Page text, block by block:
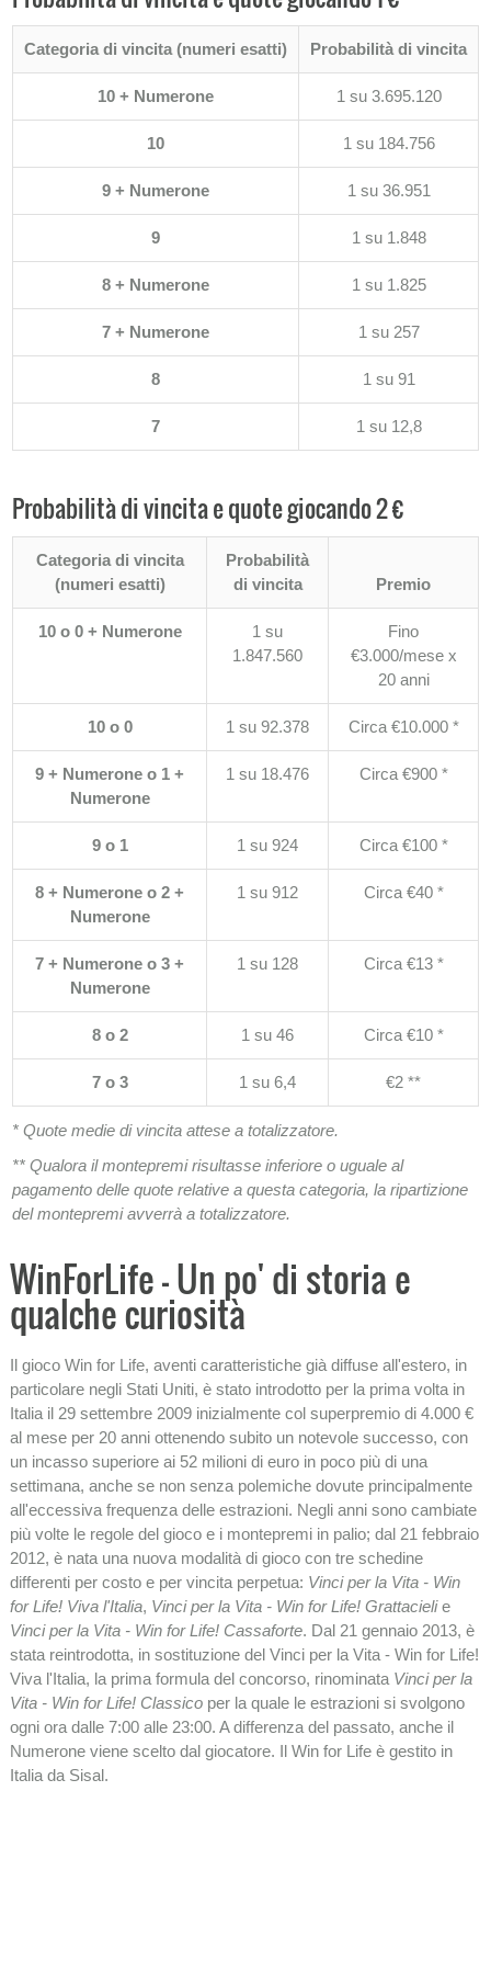
Categoria di vincita (numeri esatti) Probabilità di vincita
10 + Numerone 1 su 3.695.120
10 1 su 184.756
9 + Numerone 1 su 36.951
9 1 su 1.848
8 + Numerone 1 su 1.825
7 + Numerone 1 su 257
8 1 su 91
7 1 su 12,8
Probabilità di vincita e quote giocando 2 €
Categoria di vincita
(numeri esatti)
Probabilità
di vincita
Premio
10 o 0 + Numerone
1 su
1.847.560
Fino
€3.000/mese x
20 anni
10 o 0 1 su 92.378 Circa €10.000 *
9 + Numerone o 1 +
Numerone
1 su 18.476 Circa €900 *
9 o 1 1 su 924 Circa €100 *
8 + Numerone o 2 +
Numerone
1 su 912 Circa €40 *
7 + Numerone o 3 +
Numerone
1 su 128 Circa €13 *
8 o 2 1 su 46 Circa €10 *
7 o 3 1 su 6,4 €2 **
* Quote medie di vincita attese a totalizzatore.
** Qualora il montepremi risultasse inferiore o uguale al
pagamento delle quote relative a questa categoria, la ripartizione
del montepremi avverrà a totalizzatore.
WinForLife - Un po' di storia e
qualche curiosità
Il gioco Win for Life, aventi caratteristiche già diffuse all'estero, in
particolare negli Stati Uniti, è stato introdotto per la prima volta in
Italia il 29 settembre 2009 inizialmente col superpremio di 4.000 €
al mese per 20 anni ottenendo subito un notevole successo, con
un incasso superiore ai 52 milioni di euro in poco più di una
settimana, anche se non senza polemiche dovute principalmente
all'eccessiva frequenza delle estrazioni. Negli anni sono cambiate
più volte le regole del gioco e i montepremi in palio; dal 21 febbraio
2012, è nata una nuova modalità di gioco con tre schedine
differenti per costo e per vincita perpetua: Vinci per la Vita - Win
for Life! Viva l'Italia, Vinci per la Vita - Win for Life! Grattacielie
Vinci per la Vita - Win for Life! Cassaforte. Dal 21 gennaio 2013, è
stata reintrodotta, in sostituzione del Vinci per la Vita - Win for Life!
Viva l'Italia, la prima formula del concorso, rinominata Vinci per la
Vita - Win for Life! Classico per la quale le estrazioni si svolgono
ogni ora dalle 7:00 alle 23:00. A differenza del passato, anche il
Numerone viene scelto dal giocatore. Il Win for Life è gestito in
Italia da Sisal.